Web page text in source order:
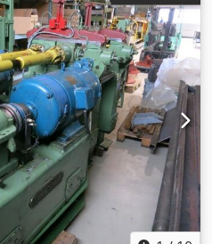
Diámetro del rodillo inferior
blanda 95°Sh peso 2 t
3,0 x 1,5 x 1,8 m
superior reemplazable,
están incluidos con la
3 rodillos de
inferior de repuesto con
lado de salida hay un
bobinado, ATENCIÓN: el
y debe ser reemplazado -
autoproducción,